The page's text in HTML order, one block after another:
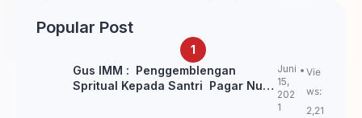
Popular Post
Gus IMM : Penggemblengan
Spritual Kepada Santri Pagar Nusa
Juni
15,
202
1
Vie
ws:
2,21